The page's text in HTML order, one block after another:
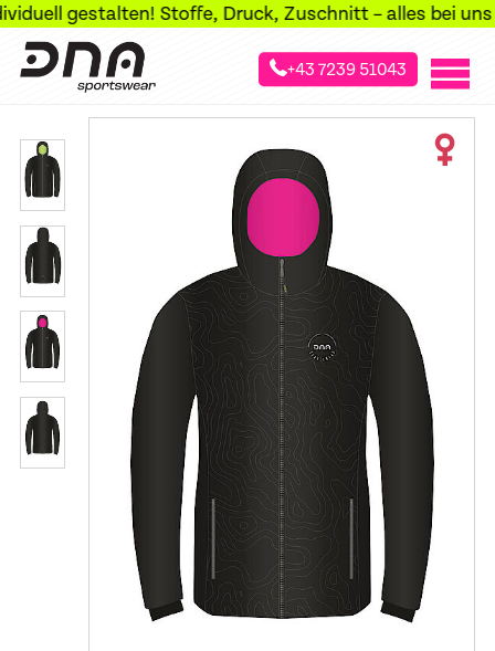
gestalten! Stoffe, Druck, Zuschnitt – alles bei uns im
+43 7239 51043
»